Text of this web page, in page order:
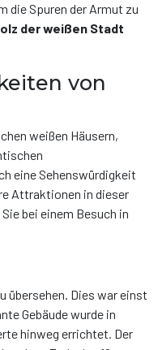
die Spuren der Armut zu
der weißen Stadt
von
weißen Häusern,
eine Sehenswürdigkeit
Attraktionen in dieser
bei einem Besuch in
übersehen. Dies war einst
Gebäude wurde in
hinweg errichtet. Der